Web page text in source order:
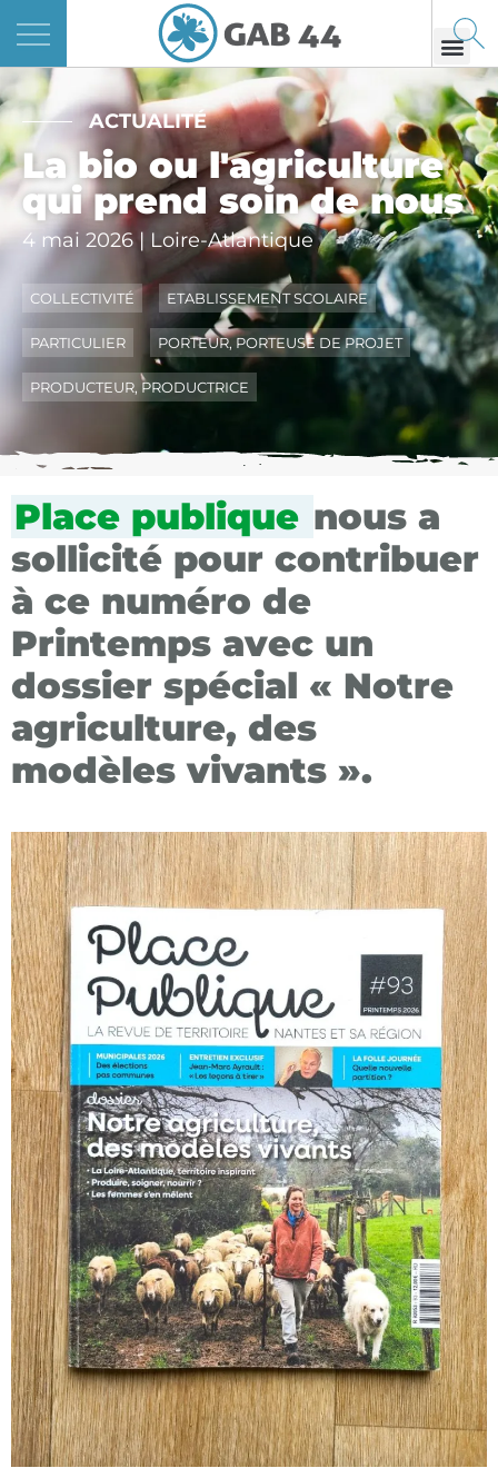
ACTUALITÉ
La bio ou l'agriculture
qui prend soin de nous
4 mai 2026 | Loire-Atlantique
COLLECTIVITÉ ETABLISSEMENT SCOLAIRE
PARTICULIER PORTEUR, PORTEUSE DE PROJET
PRODUCTEUR, PRODUCTRICE
Place publique nous a
sollicité pour contribuer
à ce numéro de
Printemps avec un
dossier spécial « Notre
agriculture, des
modèles vivants ».
Panneau de gestion des cookies